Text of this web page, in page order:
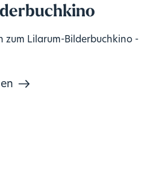
zum Lilarum-Bilderbuchkino -